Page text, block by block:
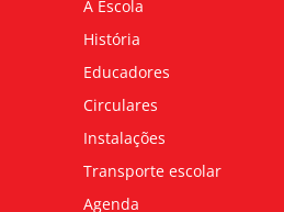
A Escola
História
Educadores
Circulares
Instalações
Transporte escolar
Agenda